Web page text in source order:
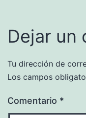
Dejar un
Tu dirección de
Los campos
Comentario *